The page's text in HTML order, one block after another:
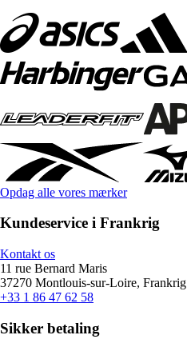
Opdag alle vores mærker
Kundeservice i Frankrig
Kontakt os
11 rue Bernard Maris
37270 Montlouis-sur-Loire, Frankrig
+33 1 86 47 62 58
Sikker betaling